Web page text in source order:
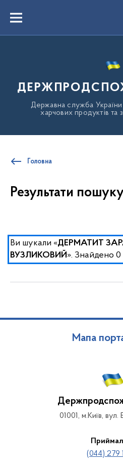
вмістуMenu
Державна служба України
харчових продуктів та
Головна
Результати
Ви шукали «ДЕРМАТИТ
ВУЗЛИКОВИЙ». Знайдено 0
Мапа
01001, м.Київ, вул.
(044) 279